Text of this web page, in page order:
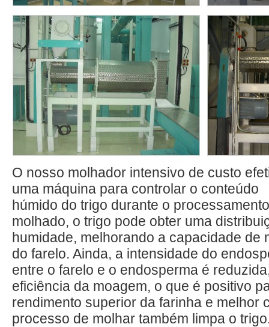
O nosso molhador intensivo de custo
uma máquina para controlar o conteúdo
húmido do trigo durante o
molhado, o trigo pode obter uma
humidade, melhorando a capacidade de
do farelo. Ainda, a intensidade do
entre o farelo e o endosperma é
eficiência da moagem, o que é positivo
rendimento superior da farinha e melhor
processo de molhar também limpa o